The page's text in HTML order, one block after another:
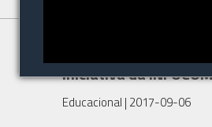
iniciativa da
Educacional | 2017-09-06